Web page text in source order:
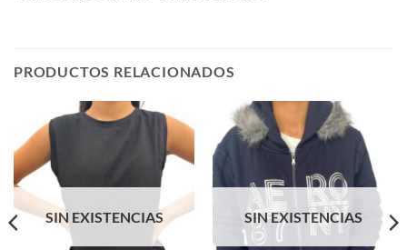
PRODUCTOS RELACIONADOS
SIN EXISTENCIAS SIN EXISTENCIAS